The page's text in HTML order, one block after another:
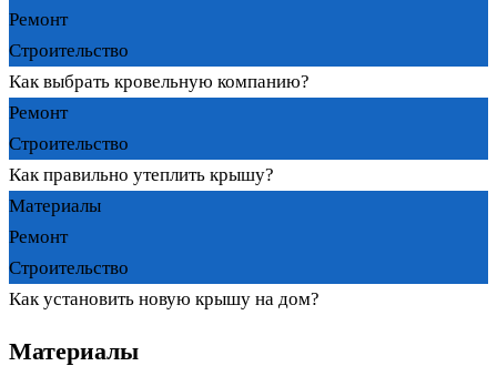
Ремонт
Строительство
Как выбрать кровельную компанию?
Ремонт
Строительство
Как правильно утеплить крышу?
Материалы
Ремонт
Строительство
Как установить новую крышу на дом?
Материалы